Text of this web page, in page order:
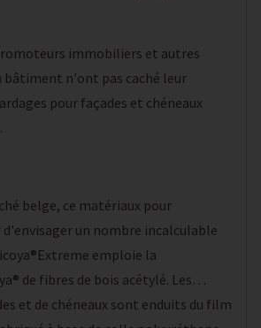
immobiliers et autres
bâtiment n'ont pas caché leur
pour façades et chéneaux
belge, ce matériaux pour
un nombre incalculable
emploie la
de fibres de bois acétylé. Les
et de chéneaux sont enduits du film